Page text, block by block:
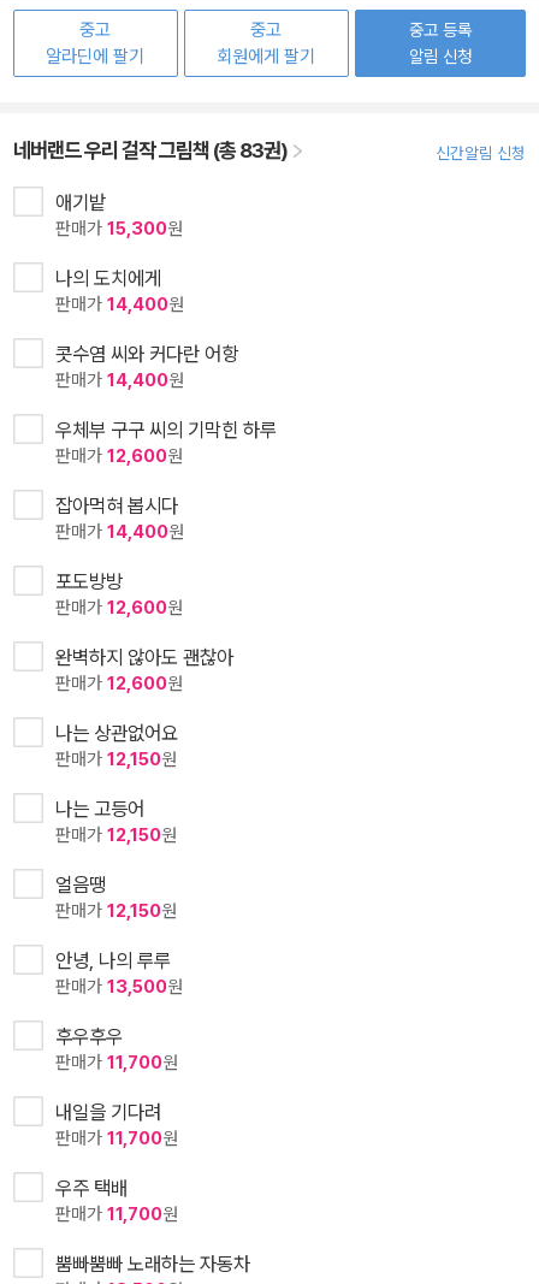
중고
알라딘에 팔기
중고
회원에게 팔기
중고 등록
알림 신청
네버랜드 우리 걸작 그림책 (총 83권) 신간알림 신청
애기밭
판매가 15,300원
나의 도치에게
판매가 14,400원
콧수염 씨와 커다란 어항
판매가 14,400원
우체부 구구 씨의 기막힌 하루
판매가 12,600원
잡아먹혀 봅시다
판매가 14,400원
포도방방
판매가 12,600원
완벽하지 않아도 괜찮아
판매가 12,600원
나는 상관없어요
판매가 12,150원
나는 고등어
판매가 12,150원
얼음땡
판매가 12,150원
안녕, 나의 루루
판매가 13,500원
후우후우
판매가 11,700원
내일을 기다려
판매가 11,700원
우주 택배
판매가 11,700원
뿜빠뿜빠 노래하는 자동차